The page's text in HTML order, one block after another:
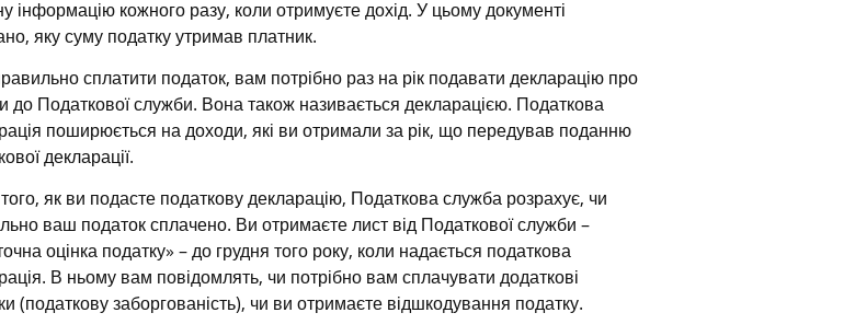
інформацію кожного разу, коли отримуєте дохід. У цьому документі
яку суму податку утримав платник.
сплатити податок, вам потрібно раз на рік подавати декларацію про
до Податкової служби. Вона також називається декларацією. Податкова
поширюється на доходи, які ви отримали за рік, що передував поданню
декларації.
як ви подасте податкову декларацію, Податкова служба розрахує, чи
ваш податок сплачено. Ви отримаєте лист від Податкової служби –
оцінка податку» – до грудня того року, коли надається податкова
В ньому вам повідомлять, чи потрібно вам сплачувати додаткові
(податкову заборгованість), чи ви отримаєте відшкодування податку.